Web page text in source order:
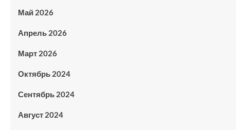
Май 2026
Апрель 2026
Март 2026
Октябрь 2024
Сентябрь 2024
Август 2024